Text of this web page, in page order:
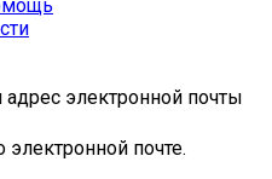
электронной почты
почте.